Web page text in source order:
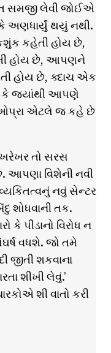
સમજી લેવી જોઈએ
થયું નથી.
કહેતી હોય છે,
હોય છે, આપણને
હોય છે, ક્દાચ એક
કે જ્યાંથી આપણે
ઓપ્રા એટલે જ કહે છે
ખરેખર તો સરસ
વિશેની નવી
નવું સેન્ટર
શોધવાની તક.
પીડાનો વિરોધ ન
વધશે. જો તમે
જીતી શકવાના
શીખી લેવું.’
શી વાતો કરી